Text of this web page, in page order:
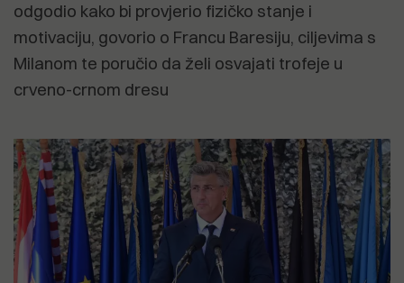
odgodio kako bi provjerio fizičko stanje i
motivaciju, govorio o Francu Baresiju, ciljevima s
Milanom te poručio da želi osvajati trofeje u
crveno-crnom dresu